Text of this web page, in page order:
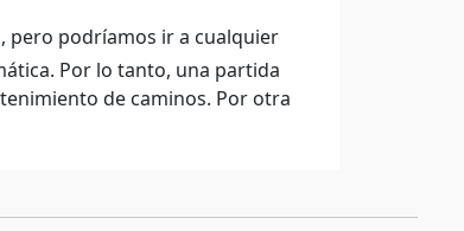
pero podríamos ir a cualquier
Por lo tanto, una partida
de caminos. Por otra